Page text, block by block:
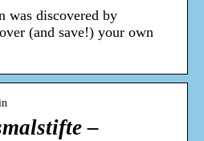
was discovered by
(and save!) your own
–